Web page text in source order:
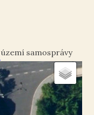
Teplice